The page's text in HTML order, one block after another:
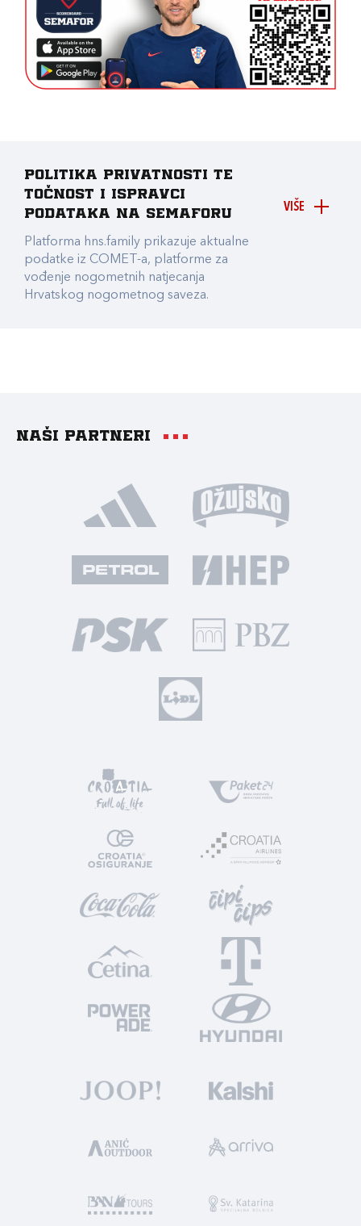
VIŠE
Politika privatnosti te
točnost i ispravci
podataka na Semaforu
Platforma hns.family prikazuje aktualne
podatke iz COMET-a, platforme za
vođenje nogometnih natjecanja
Hrvatskog nogometnog saveza.
Naši partneri